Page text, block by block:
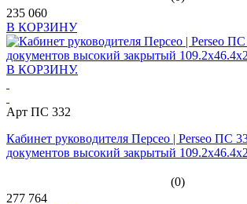
235 060
В КОРЗИНУ
Арт ПС 332
Кабинет руководителя Персео | Perseo ПС
документов высокий закрытый
(0)
277 764